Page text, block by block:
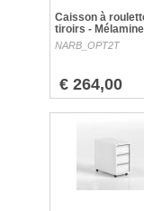
Caisson à
tiroirs - Mélamine
NARB_OPT2T
€ 264,00